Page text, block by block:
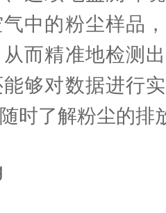
中的粉尘样品
而精准地检测
够对数据进行
时了解粉尘的排